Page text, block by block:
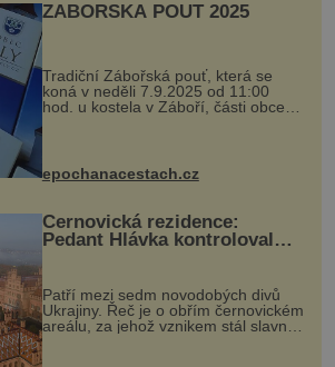
ZÁBOŘSKÁ POUŤ 2025
Tradiční Zábořská pouť, která se
koná v neděli 7.9.2025 od 11:00
hod. u kostela v Záboří, části obce
Kly u Mělníka. V programu naleznete
komentovanou prohlídku kostela,
epochanacestach.cz
Černovická rezidence:
Pedant Hlávka kontroloval
Patří mezi sedm novodobých divů
Ukrajiny. Řeč je o obřím černovickém
areálu, za jehož vznikem stál slavný
český architekt Josef Hlávka. Ten si
na něm dal mimořádně záležet. Jeho